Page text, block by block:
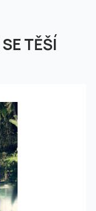
TĚŠÍ